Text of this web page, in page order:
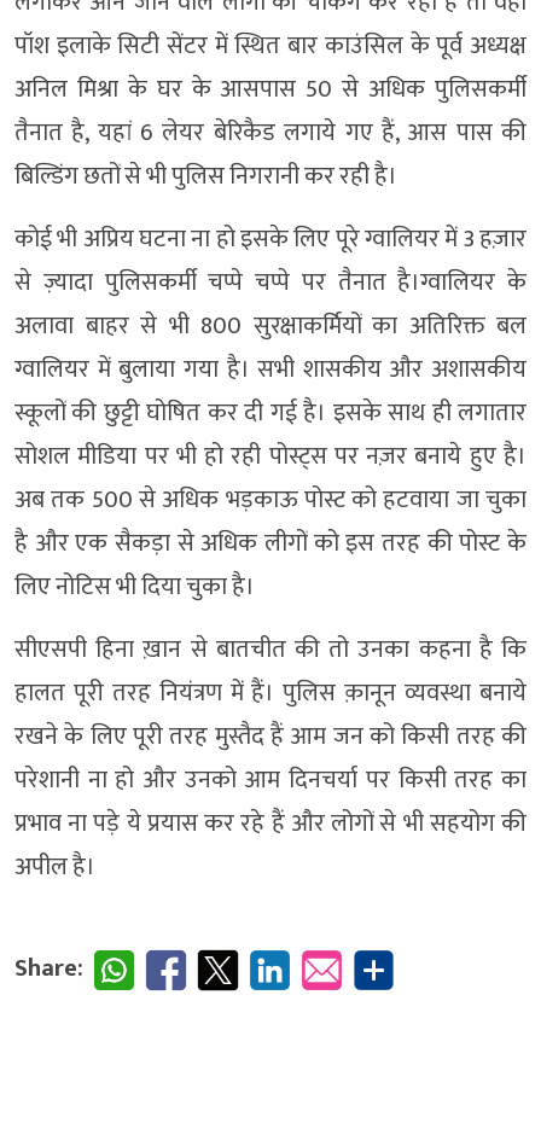
पॉश इलाके सिटी सेंटर में स्थित बार काउंसिल के पूर्व अध्यक्ष
अनिल मिश्रा के घर के आसपास 50 से अधिक पुलिसकर्मी
तैनात है, यहां 6 लेयर बेरिकैड लगाये गए हैं, आस पास की
बिल्डिंग छतों से भी पुलिस निगरानी कर रही है।
कोई भी अप्रिय घटना ना हो इसके लिए पूरे ग्वालियर में 3 हज़ार
से ज़्यादा पुलिसकर्मी चप्पे चप्पे पर तैनात है।ग्वालियर के
अलावा बाहर से भी 800 सुरक्षाकर्मियों का अतिरिक्त बल
ग्वालियर में बुलाया गया है। सभी शासकीय और अशासकीय
स्कूलों की छुट्टी घोषित कर दी गई है। इसके साथ ही लगातार
सोशल मीडिया पर भी हो रही पोस्ट्स पर नज़र बनाये हुए है।
अब तक 500 से अधिक भड़काऊ पोस्ट को हटवाया जा चुका
है और एक सैकड़ा से अधिक लीगों को इस तरह की पोस्ट के
लिए नोटिस भी दिया चुका है।
सीएसपी हिना ख़ान से बातचीत की तो उनका कहना है कि
हालत पूरी तरह नियंत्रण में हैं। पुलिस क़ानून व्यवस्था बनाये
रखने के लिए पूरी तरह मुस्तैद हैं आम जन को किसी तरह की
परेशानी ना हो और उनको आम दिनचर्या पर किसी तरह का
प्रभाव ना पड़े ये प्रयास कर रहे हैं और लोगों से भी सहयोग की
अपील है।
Share: